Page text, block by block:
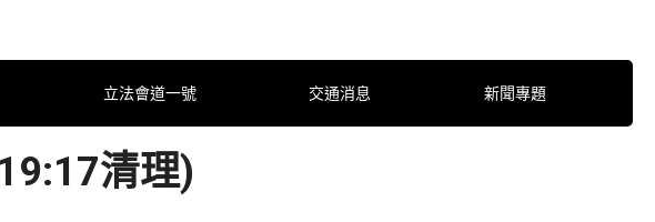
立法會道一號 交通消息 新聞專題
清理)